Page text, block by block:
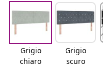
Grigio
chiaro
Grigio
scuro